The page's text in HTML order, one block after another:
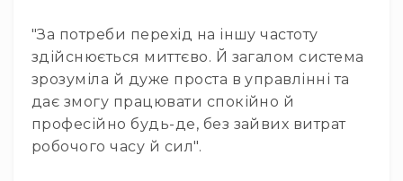
службового
зв'язку
Панелі
керування
Процесори
та
обробка
"За потреби перехід на іншу частоту
здійснюється миттєво. Й загалом система
зрозуміла й дуже проста в управлінні та
дає змогу працювати спокійно й
професійно будь-де, без зайвих витрат
робочого часу й сил".